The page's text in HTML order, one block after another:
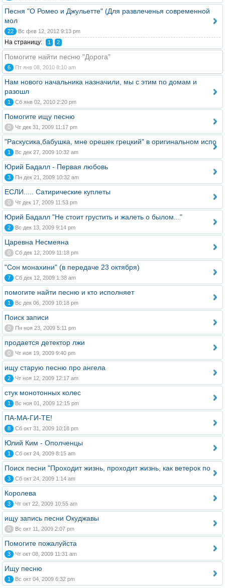
Песня "О Ромео и Джульетте" (Для развлеченья современной
мол
22 Вс фев 12, 2012 9:13 pm
На страницу: 1 2
Помогите найти песню "Дорога"
6 Пт янв 08, 2010 8:10 am
Нам нового начальника назначили, мы с этим по домам и
разошл
1 Сб янв 02, 2010 2:20 pm
Помогите ищу песню
0 Чт дек 31, 2009 11:17 pm
"Раскусика,бабушка, мне орешек грецкий" в оригинальном испо
1 Вс дек 27, 2009 10:32 am
Юрий Бадалл - Первая любовь
3 Пн дек 21, 2009 10:32 am
ЕСЛИ..... Сатирические куплеты
0 Чт дек 17, 2009 11:53 pm
Юрий Бадалл "Не стоит грустить и жалеть о былом..."
2 Вс дек 13, 2009 9:14 pm
Царевна Несмеяна
0 Сб дек 12, 2009 11:18 pm
"Сон монахини" (в передаче 23 октября)
7 Сб дек 12, 2009 1:38 am
помогите найти песню и кто исполняет
1 Вс дек 06, 2009 10:18 pm
Поиск записи
0 Пн ноя 23, 2009 5:11 pm
продается детектор лжи
0 Чт ноя 19, 2009 9:40 pm
ищу старую песню про ангела
2 Чт ноя 12, 2009 12:17 am
стук монотонных колес
1 Вс ноя 01, 2009 12:15 pm
ПА-МА-ГИ-ТЕ!
8 Сб окт 31, 2009 10:18 pm
Юлий Ким - Ополченцы
1 Сб окт 24, 2009 8:15 am
Поиск песни "Проходит жизнь, проходит жизнь, как ветерок по
3 Сб окт 24, 2009 1:14 am
Королева
3 Чт окт 22, 2009 10:55 am
ищу запись песни Окуджавы
0 Вс окт 11, 2009 2:07 pm
Помогите пожалуйста
3 Чт окт 08, 2009 11:31 am
Ищу песню
1 Вс окт 04, 2009 6:32 pm